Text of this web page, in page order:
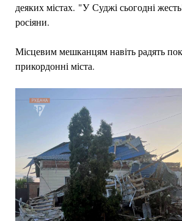
деяких містах. "У Суджі сьогодні
росіяни.
Місцевим мешканцям навіть радять
прикордонні міста.